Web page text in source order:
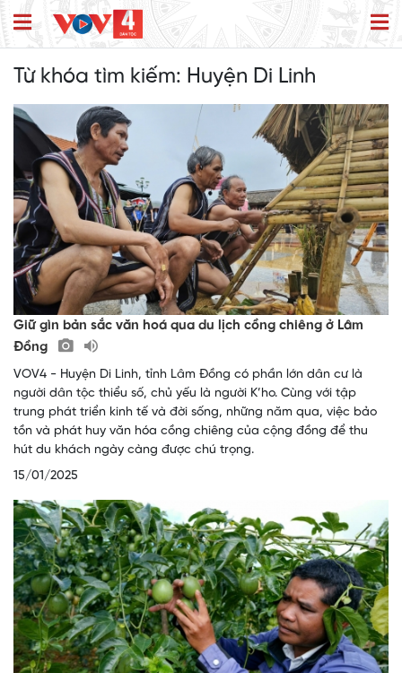
Từ khóa tìm kiếm: Huyện Di Linh
Giữ gìn bản sắc văn hoá qua du lịch cồng chiêng ở Lâm
Đồng
VOV4 - Huyện Di Linh, tỉnh Lâm Đồng có phần lớn dân cư là
người dân tộc thiểu số, chủ yếu là người K’ho. Cùng với tập
trung phát triển kinh tế và đời sống, những năm qua, việc bảo
tồn và phát huy văn hóa cồng chiêng của cộng đồng để thu
hút du khách ngày càng được chú trọng.
15/01/2025